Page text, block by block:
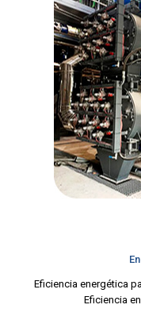
Eficiencia energética
Eficiencia